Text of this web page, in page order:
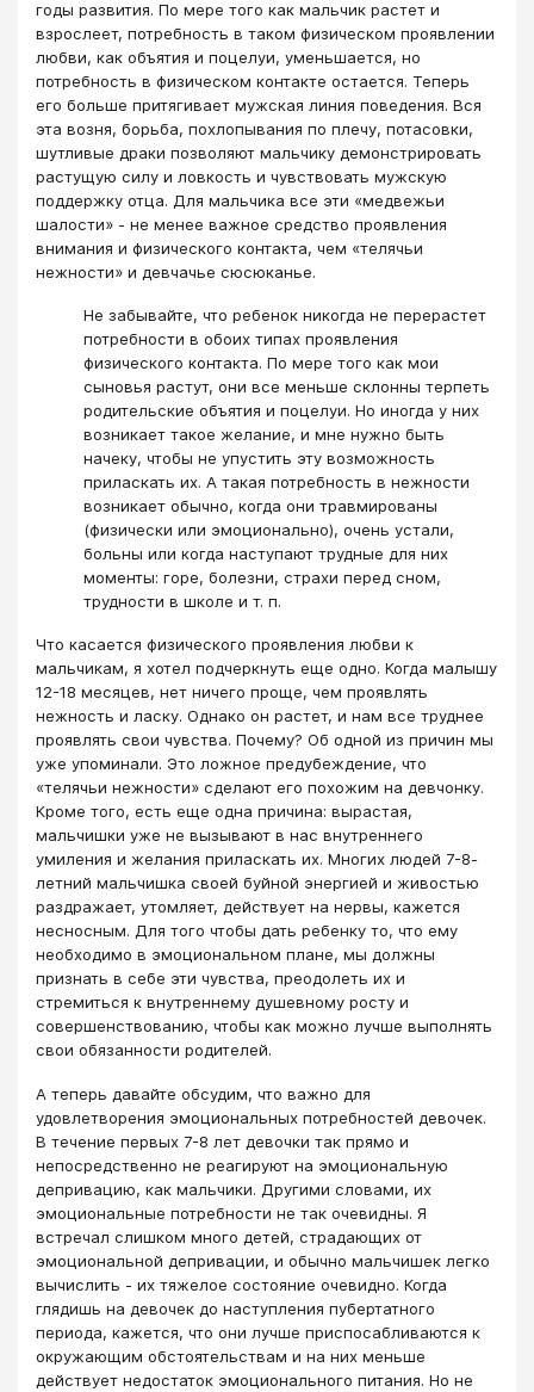
годы развития. По мере того как мальчик растет и
взрослеет, потребность в таком физическом проявлении
любви, как объятия и поцелуи, уменьшается, но
потребность в физическом контакте остается. Теперь
его больше притягивает мужская линия поведения. Вся
эта возня, борьба, похлопывания по плечу, потасовки,
шутливые драки позволяют мальчику демонстрировать
растущую силу и ловкость и чувствовать мужскую
поддержку отца. Для мальчика все эти «медвежьи
шалости» - не менее важное средство проявления
внимания и физического контакта, чем «телячьи
нежности» и девчачье сюсюканье.
Не забывайте, что ребенок никогда не перерастет
потребности в обоих типах проявления
физического контакта. По мере того как мои
сыновья растут, они все меньше склонны терпеть
родительские объятия и поцелуи. Но иногда у них
возникает такое желание, и мне нужно быть
начеку, чтобы не упустить эту возможность
приласкать их. А такая потребность в нежности
возникает обычно, когда они травмированы
(физически или эмоционально), очень устали,
больны или когда наступают трудные для них
моменты: горе, болезни, страхи перед сном,
трудности в школе и т. п.
Что касается физического проявления любви к
мальчикам, я хотел подчеркнуть еще одно. Когда малышу
12-18 месяцев, нет ничего проще, чем проявлять
нежность и ласку. Однако он растет, и нам все труднее
проявлять свои чувства. Почему? Об одной из причин мы
уже упоминали. Это ложное предубеждение, что
«телячьи нежности» сделают его похожим на девчонку.
Кроме того, есть еще одна причина: вырастая,
мальчишки уже не вызывают в нас внутреннего
умиления и желания приласкать их. Многих людей 7-8-
летний мальчишка своей буйной энергией и живостью
раздражает, утомляет, действует на нервы, кажется
несносным. Для того чтобы дать ребенку то, что ему
необходимо в эмоциональном плане, мы должны
признать в себе эти чувства, преодолеть их и
стремиться к внутреннему душевному росту и
совершенствованию, чтобы как можно лучше выполнять
свои обязанности родителей.
А теперь давайте обсудим, что важно для
удовлетворения эмоциональных потребностей девочек.
В течение первых 7-8 лет девочки так прямо и
непосредственно не реагируют на эмоциональную
депривацию, как мальчики. Другими словами, их
эмоциональные потребности не так очевидны. Я
встречал слишком много детей, страдающих от
эмоциональной депривации, и обычно мальчишек легко
вычислить - их тяжелое состояние очевидно. Когда
глядишь на девочек до наступления пубертатного
периода, кажется, что они лучше приспосабливаются к
окружающим обстоятельствам и на них меньше
действует недостаток эмоционального питания. Но не